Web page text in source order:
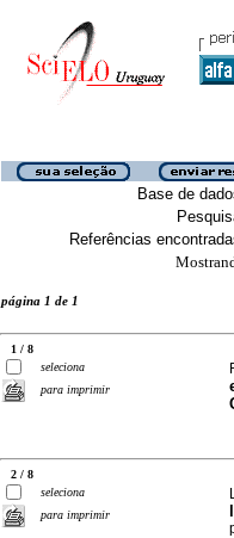
Base de
Referências
página 1 de 1
1 / 8
seleciona
para imprimir
2 / 8
seleciona
para imprimir